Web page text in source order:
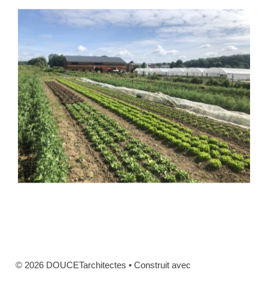
© 2026 DOUCETarchitectes • Construit avec